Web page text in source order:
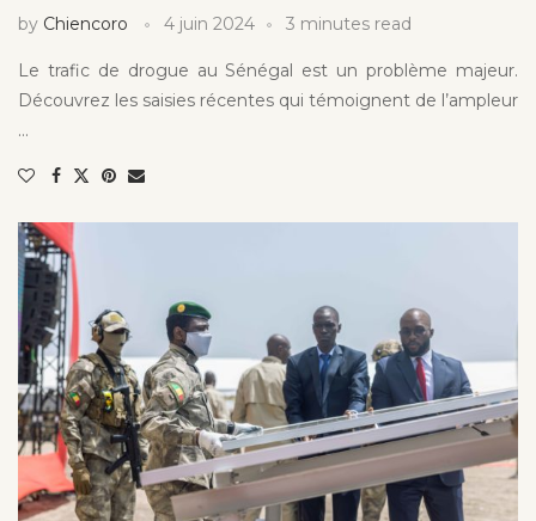
by Chiencoro 4 juin 2024 3 minutes read
Le trafic de drogue au Sénégal est un problème majeur.
Découvrez les saisies récentes qui témoignent de l’ampleur
…